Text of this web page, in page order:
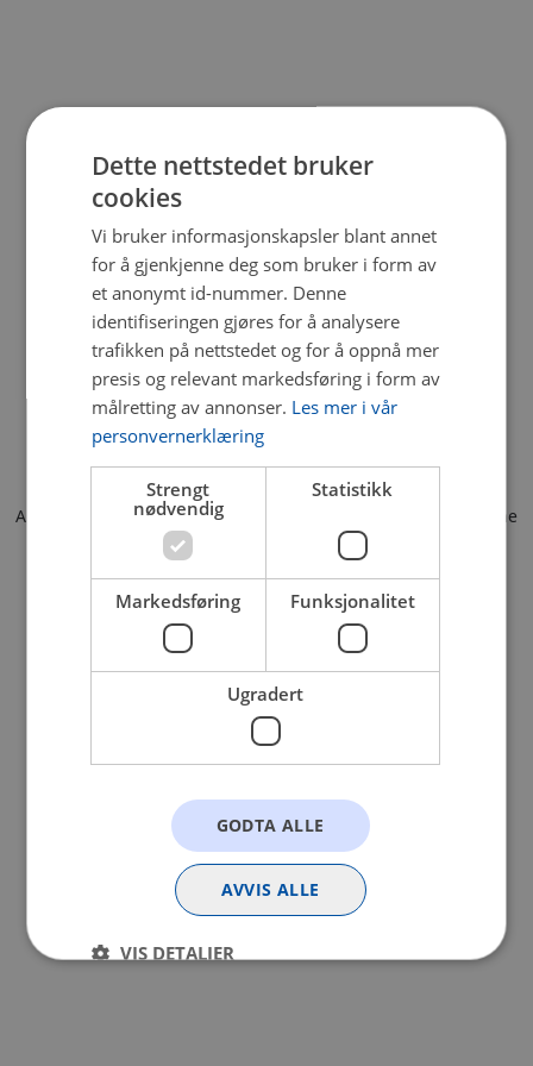
Application error: a client-side exception has occurred (see the
browser console for more information).
Dette nettstedet bruker
cookies
Vi bruker informasjonskapsler blant annet
for å gjenkjenne deg som bruker i form av
et anonymt id-nummer. Denne
identifiseringen gjøres for å analysere
trafikken på nettstedet og for å oppnå mer
presis og relevant markedsføring i form av
målretting av annonser. Les mer i vår
personvernerklæring
Strengt
nødvendig
Statistikk
Markedsføring Funksjonalitet
Ugradert
GODTA ALLE
AVVIS ALLE
VIS DETALJER